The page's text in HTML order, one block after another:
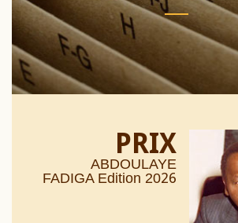
PRIX
ABDOULAYE
FADIGA Edition 2026